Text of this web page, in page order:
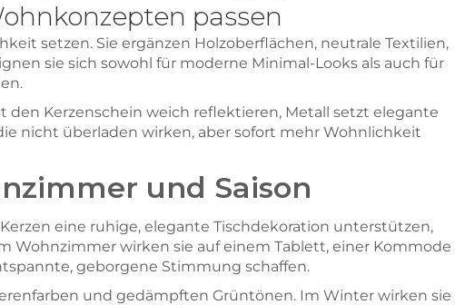
passen
setzen. Sie ergänzen Holzoberflächen, neutrale Textilien,
sie sich sowohl für moderne Minimal-Looks als auch für
den Kerzenschein weich reflektieren, Metall setzt elegante
nicht überladen wirken, aber sofort mehr Wohnlichkeit
und Saison
eine ruhige, elegante Tischdekoration unterstützen,
Wohnzimmer wirken sie auf einem Tablett, einer Kommode
geborgene Stimmung schaffen.
und gedämpften Grüntönen. Im Winter wirken sie